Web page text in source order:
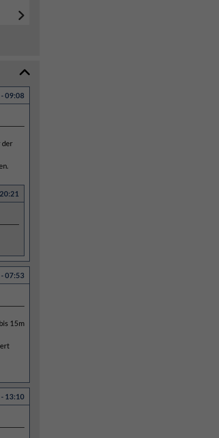
09:08
der
07:53
15m
13:10